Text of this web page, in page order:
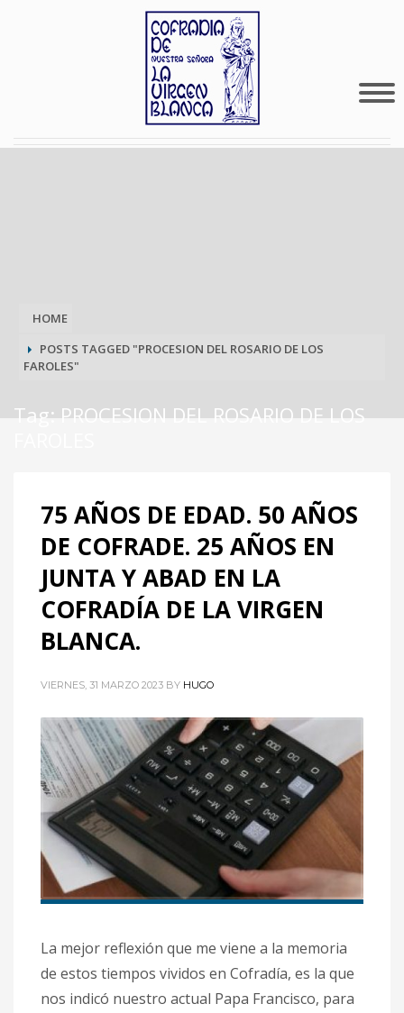
HOME
POSTS TAGGED "PROCESION DEL ROSARIO DE LOS
FAROLES"
Tag: PROCESION DEL ROSARIO DE LOS
75 AÑOS DE EDAD. 50 AÑOS
DE COFRADE. 25 AÑOS EN
JUNTA Y ABAD EN LA
COFRADÍA DE LA VIRGEN
BLANCA.
VIERNES, 31 MARZO 2023 BY HUGO
La mejor reflexión que me viene a la memoria
de estos tiempos vividos en Cofradía, es la que
nos indicó nuestro actual Papa Francisco, para